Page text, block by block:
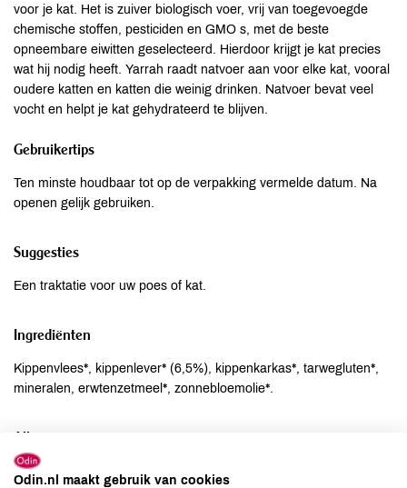
voor je kat. Het is zuiver biologisch voer, vrij van toegevoegde
chemische stoffen, pesticiden en GMO s, met de beste
opneembare eiwitten geselecteerd. Hierdoor krijgt je kat precies
wat hij nodig heeft. Yarrah raadt natvoer aan voor elke kat, vooral
oudere katten en katten die weinig drinken. Natvoer bevat veel
vocht en helpt je kat gehydrateerd te blijven.
Gebruikertips
Ten minste houdbaar tot op de verpakking vermelde datum. Na
openen gelijk gebruiken.
Suggesties
Een traktatie voor uw poes of kat.
Ingrediënten
Kippenvlees*, kippenlever* (6,5%), kippenkarkas*, tarwegluten*,
mineralen, erwtenzetmeel*, zonnebloemolie*.
Allergenen
Aardnoten
onbekend
Odin.nl maakt gebruik van cookies